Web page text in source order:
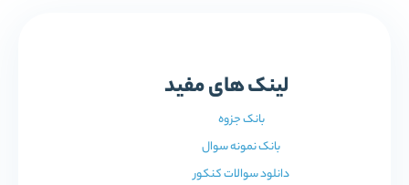
لینک های مفید
بانک جزوه
بانک نمونه سوال
دانلود سوالات کنکور